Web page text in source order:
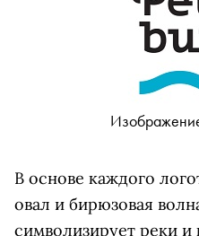
В основе каждого
овал и бирюзовая
символизирует реки и